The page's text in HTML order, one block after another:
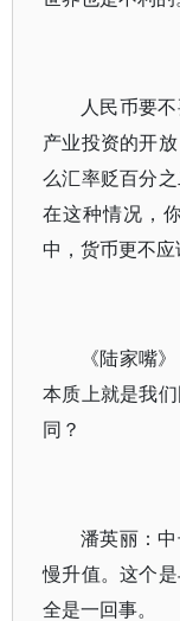
人民币要
产业投资的开
么汇率贬百分
在这种情况，
中，货币更不应
《陆家嘴
本质上就是我
同？
潘英丽：
慢升值。这个
全是一回事。